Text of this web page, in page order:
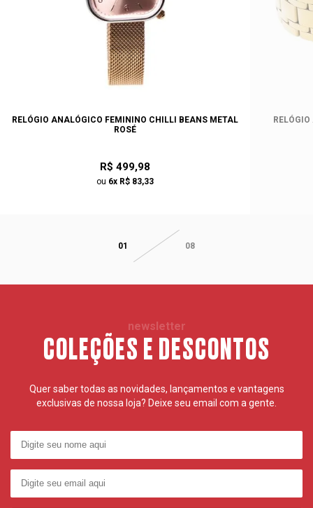
RELÓGIO ANALÓGICO FEMININO CHILLI BEANS METAL
ROSÉ
R$ 499,98
ou 6x R$ 83,33
01 08
newsletter
COLEÇÕES E DESCONTOS
Quer saber todas as novidades, lançamentos e vantagens
exclusivas de nossa loja? Deixe seu email com a gente.